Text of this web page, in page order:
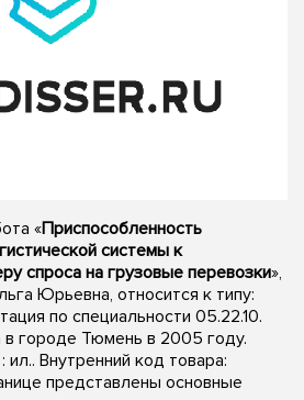
«Приспособленность
системы к
спроса на грузовые перевозки»,
Юрьевна, относится к типу:
по специальности 05.22.10.
в городе Тюмень в 2005 году.
Внутренний код товара:
представлены основные